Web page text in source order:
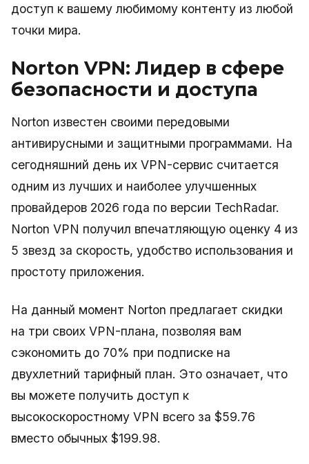
доступ к вашему любимому контенту из любой
точки мира.
Norton VPN: Лидер в сфере
безопасности и доступа
Norton известен своими передовыми
антивирусными и защитными программами. На
сегодняшний день их VPN-сервис считается
одним из лучших и наиболее улучшенных
провайдеров 2026 года по версии TechRadar.
Norton VPN получил впечатляющую оценку 4 из
5 звезд за скорость, удобство использования и
простоту приложения.
На данный момент Norton предлагает скидки
на три своих VPN-плана, позволяя вам
сэкономить до 70% при подписке на
двухлетний тарифный план. Это означает, что
вы можете получить доступ к
высокоскоростному VPN всего за $59.76
вместо обычных $199.98.